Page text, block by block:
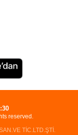
reserved.
TİC.LTD.ŞTİ.